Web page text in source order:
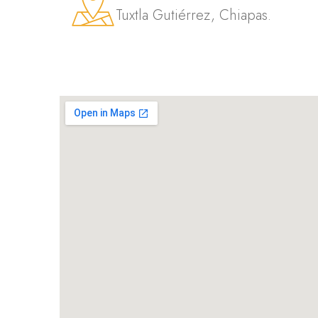
Tuxtla Gutiérrez, Chiapas.